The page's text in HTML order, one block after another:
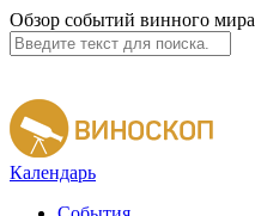
Обзор событий винного мира
Календарь